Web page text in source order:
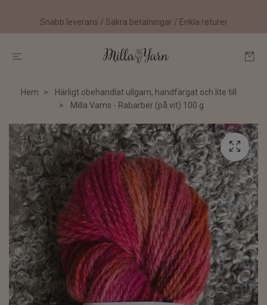
Snabb leverans / Säkra betalningar / Enkla returer
Hem
Härligt obehandlat ullgarn, handfärgat och lite till
Milla Vams - Rabarber (på vit) 100 g